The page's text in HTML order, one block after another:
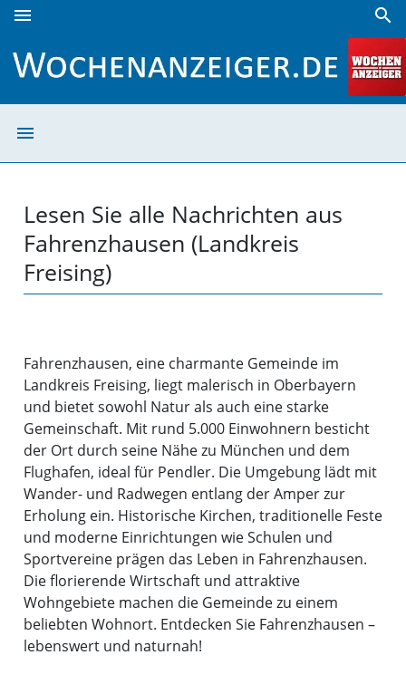
menu search
menu
Lesen Sie alle Nachrichten aus
Fahrenzhausen (Landkreis
Freising)
Fahrenzhausen, eine charmante Gemeinde im
Landkreis Freising, liegt malerisch in Oberbayern
und bietet sowohl Natur als auch eine starke
Gemeinschaft. Mit rund 5.000 Einwohnern besticht
der Ort durch seine Nähe zu München und dem
Flughafen, ideal für Pendler. Die Umgebung lädt mit
Wander- und Radwegen entlang der Amper zur
Erholung ein. Historische Kirchen, traditionelle Feste
und moderne Einrichtungen wie Schulen und
Sportvereine prägen das Leben in Fahrenzhausen.
Die florierende Wirtschaft und attraktive
Wohngebiete machen die Gemeinde zu einem
beliebten Wohnort. Entdecken Sie Fahrenzhausen –
lebenswert und naturnah!